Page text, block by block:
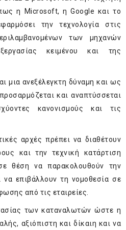
η Microsoft, η Google και το
την τεχνολογία στις
των μηχανών
κειμένου και της
μια ανεξέλεγκτη δύναμη και ως
και αναπτύσσεται
κανονισμούς και τις
αρχές πρέπει να διαθέτουν
και την τεχνική κατάρτιση
θέση να παρακολουθούν την
να επιβάλλουν τη νομοθεσία σε
από τις εταιρείες.
των καταναλωτών ώστε η
αξιόπιστη και δίκαιη και να